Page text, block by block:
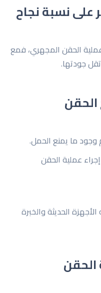
على نسبة نجاح
الحقن المجهري، فمع
جودتها.
وجود ما يمنع الحمل.
عملية الحقن
الحديثة والخبرة